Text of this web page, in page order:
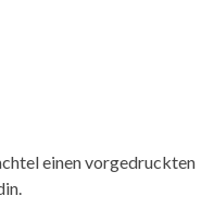
einen vorgedruckten